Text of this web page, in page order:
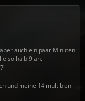
auch ein paar Minuten
so halb 9 an.
und meine 14 multiblen